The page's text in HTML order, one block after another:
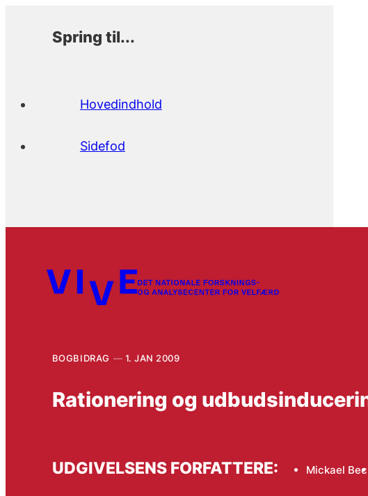
Spring til...
Hovedindhold
Sidefod
BOGBIDRAG 1. JAN 2009
Rationering og
UDGIVELSENS FORFATTERE: Mickael